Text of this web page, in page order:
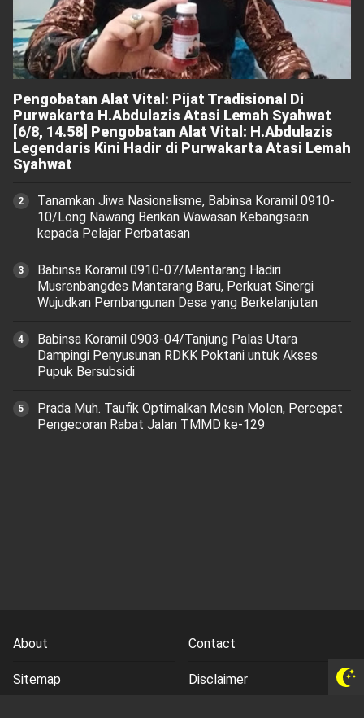
Pengobatan Alat Vital: Pijat Tradisional Di
Purwakarta H.Abdulazis Atasi Lemah Syahwat
[6/8, 14.58] Pengobatan Alat Vital: H.Abdulazis
Legendaris Kini Hadir di Purwakarta Atasi Lemah
Syahwat
Tanamkan Jiwa Nasionalisme, Babinsa Koramil 0910-
10/Long Nawang Berikan Wawasan Kebangsaan
kepada Pelajar Perbatasan
Babinsa Koramil 0910-07/Mentarang Hadiri
Musrenbangdes Mantarang Baru, Perkuat Sinergi
Wujudkan Pembangunan Desa yang Berkelanjutan
‎Babinsa Koramil 0903-04/Tanjung Palas Utara
Dampingi Penyusunan RDKK Poktani untuk Akses
Pupuk Bersubsidi
Prada Muh. Taufik Optimalkan Mesin Molen, Percepat
Pengecoran Rabat Jalan TMMD ke-129
About Contact
Sitemap Disclaimer